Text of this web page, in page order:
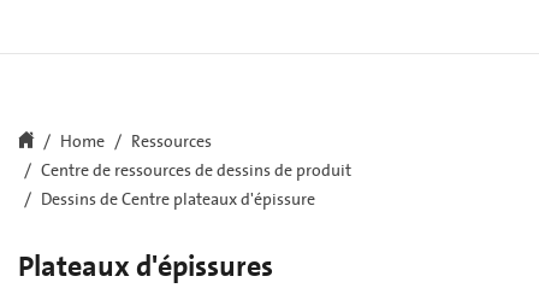
Home
Ressources
Centre de ressources de dessins de produit
Dessins de Centre plateaux d'épissure
Plateaux d'épissures